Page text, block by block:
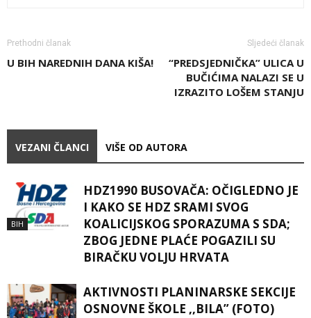
Prethodni članak
U BIH NAREDNIH DANA KIŠA!
Sljedeći članak
“PREDSJEDNIČKA” ULICA U
BUČIĆIMA NALAZI SE U
IZRAZITO LOŠEM STANJU
VEZANI ČLANCI VIŠE OD AUTORA
BIH
HDZ1990 BUSOVAČA: OČIGLEDNO JE
I KAKO SE HDZ SRAMI SVOG
KOALICIJSKOG SPORAZUMA S SDA;
ZBOG JEDNE PLAĆE POGAZILI SU
BIRAČKU VOLJU HRVATA
AKTIVNOSTI PLANINARSKE SEKCIJE
OSNOVNE ŠKOLE ,,BILA” (FOTO)